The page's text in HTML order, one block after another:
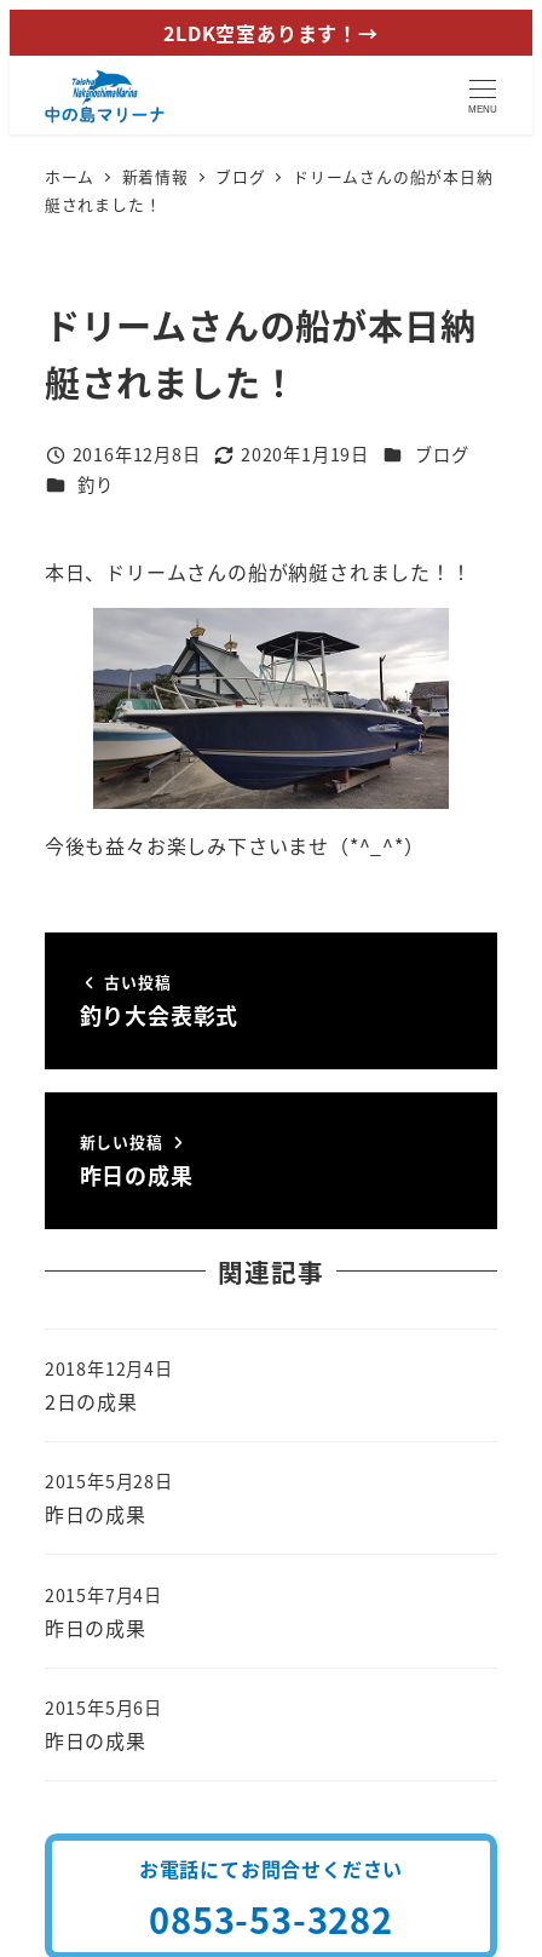
イ
2LDK空室あります！→
MENU
ホーム 新着情報 ブログ
ドリームさんの船が本日納
艇されました！
ドリームさんの船が本日納
艇されました！
投稿日
2016年12月8日
更新日
2020年1月19日 カテゴリー
ブログ
カテゴリー
釣り
本日、ドリームさんの船が納艇されました！！
今後も益々お楽しみ下さいませ（*^_^*）
古い投稿
釣り大会表彰式
新しい投稿
昨日の成果
関連記事
2日の成果
投稿日
2018年12月4日
昨日の成果
投稿日
2015年5月28日
昨日の成果
投稿日
2015年7月4日
昨日の成果
投稿日
2015年5月6日
お電話にてお問合せください
0853-53-3282